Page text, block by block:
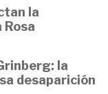
la
Rosa
la
desaparición